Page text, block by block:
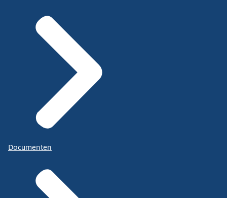
Documenten